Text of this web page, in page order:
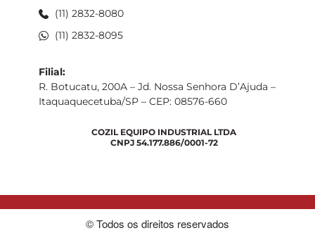
(11) 2832-8080
(11) 2832-8095
Filial:
R. Botucatu, 200A – Jd. Nossa Senhora D’Ajuda –
Itaquaquecetuba/SP – CEP: 08576-660
COZIL EQUIPO INDUSTRIAL LTDA
CNPJ 54.177.886/0001-72
© Todos os direitos reservados